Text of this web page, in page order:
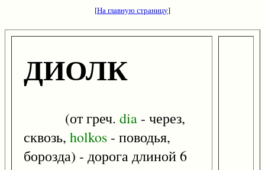
[На главную страницу]
ДИОЛК
(от греч. dia - через,
сквозь, holkos - поводья,
борозда) - дорога длиной 6